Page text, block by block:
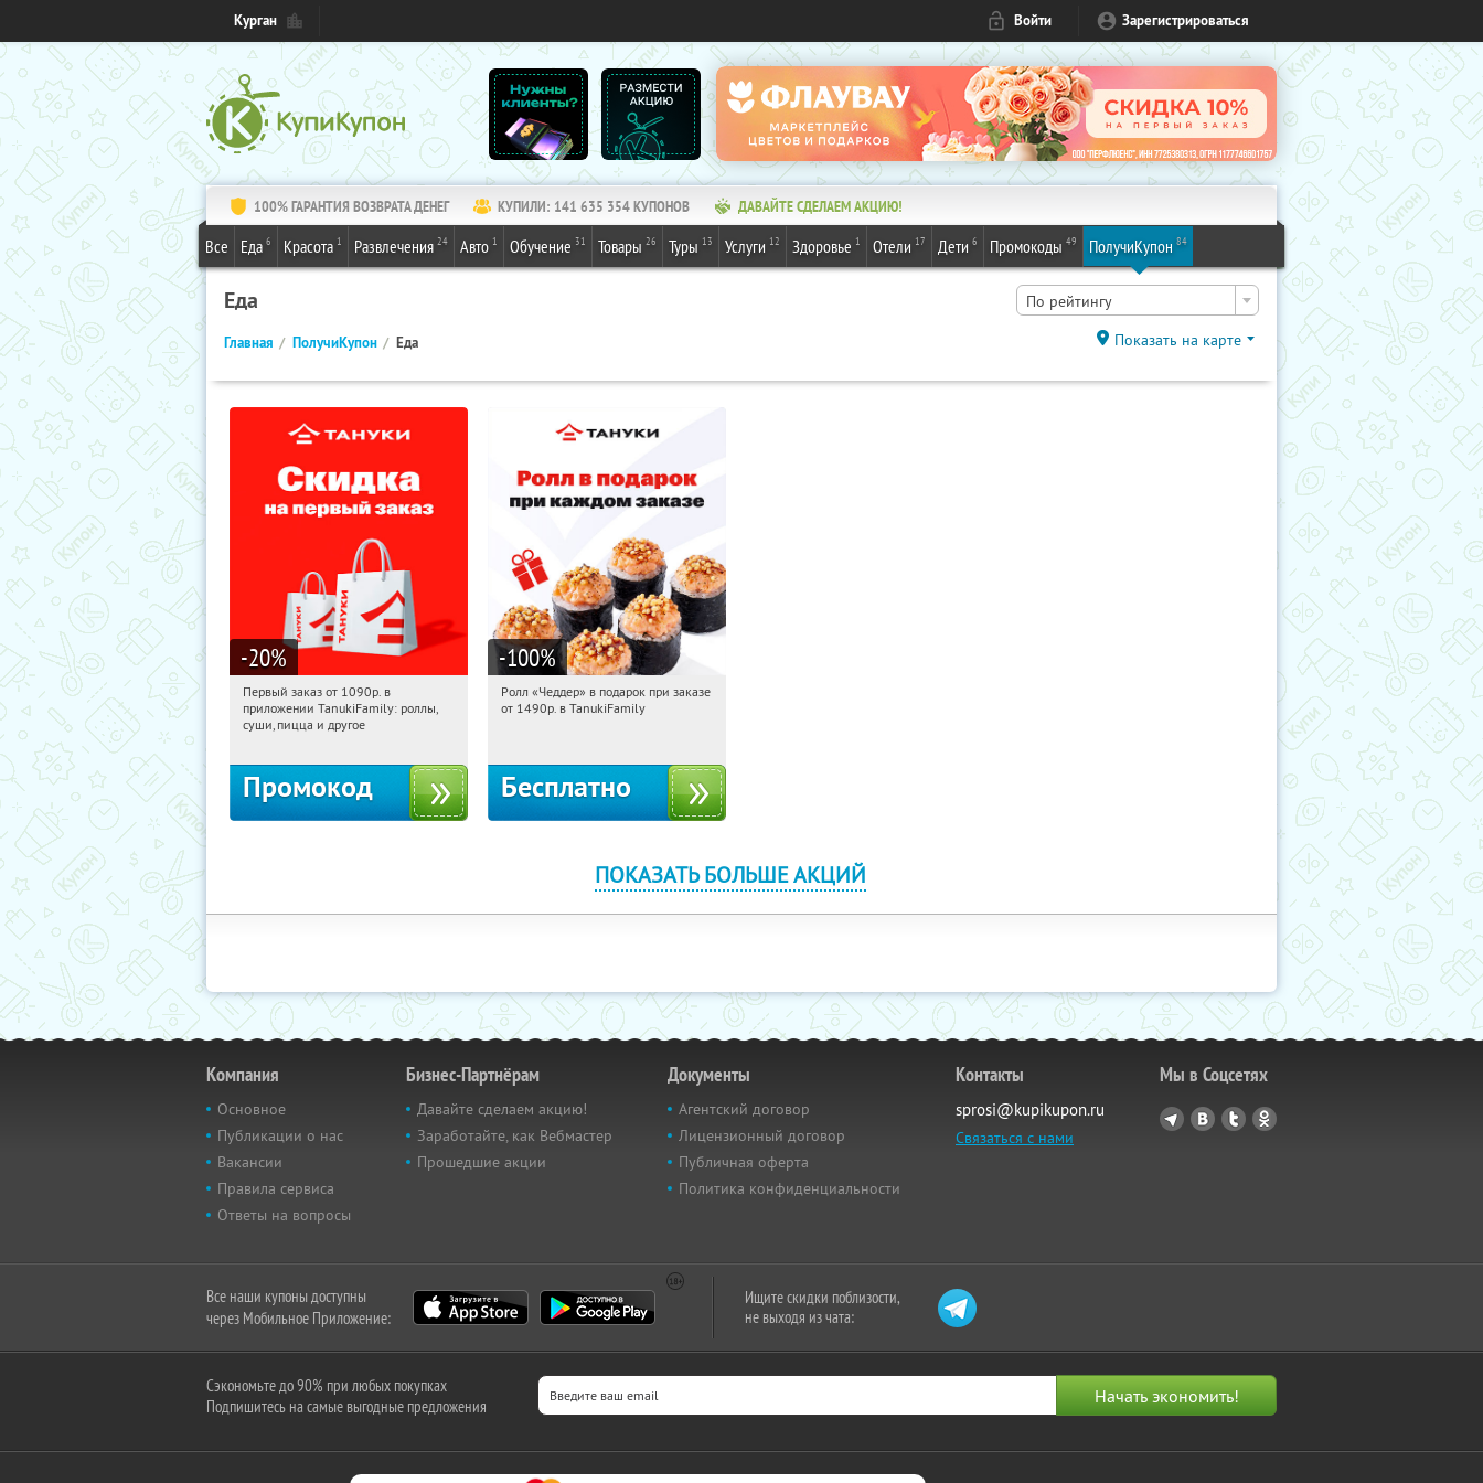
Курган Войти Зарегистрироваться
100% ГАРАНТИЯ ВОЗВРАТА ДЕНЕГ КУПИЛИ: 141 635 354КУПОНОВ ДАВАЙТЕ СДЕЛАЕМ АКЦИЮ!
Все Еда 6 Красота 1 Развлечения 24 Авто 1 Обучение 31 Товары 26 Туры 13 Услуги 12 Здоровье 1 Отели 17 Дети 6 Промокоды 49 ПолучиКупон 84
Еда По рейтингу
Главная ПолучиКупон Еда Показать на карте
-20%
15:31:20 Получили:
Россия
Первый заказ от 1090р. в
приложении TanukiFamily: роллы,
суши, пицца и другое
Промокод
-100%
15:31:20 Получили:108
Ролл «Чеддер» в подарок при заказе
от 1490р. в TanukiFamily
Бесплатно
ПОКАЗАТЬ БОЛЬШЕ АКЦИЙ
Компания
Основное
Публикации о нас
Вакансии
Правила сервиса
Ответы на вопросы
Бизнес-Партнёрам
Давайте сделаем акцию!
Заработайте, как Вебмастер
Прошедшие акции
Документы
Агентский договор
Лицензионный договор
Публичная оферта
Политика конфиденциальности
Контакты
sprosi@kupikupon.ru
Связаться с нами
Мы в Соцсетях
Все наши купоны доступны
через Мобильное Приложение:
Ищите скидки поблизости,
не выходя из чата:
Сэкономьте до 90% при любых покупках
Подпишитесь на самые выгодные предложения